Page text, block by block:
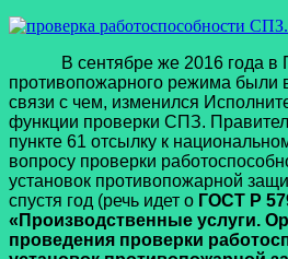
В сентябре же 2016 года в
противопожарного режима были
связи с чем, изменился
функции проверки СПЗ.
пункте 61 отсылку к
вопросу проверки
установок противопожарной
спустя год (речь идет о ГОСТ Р
«Производственные услуги.
проведения проверки